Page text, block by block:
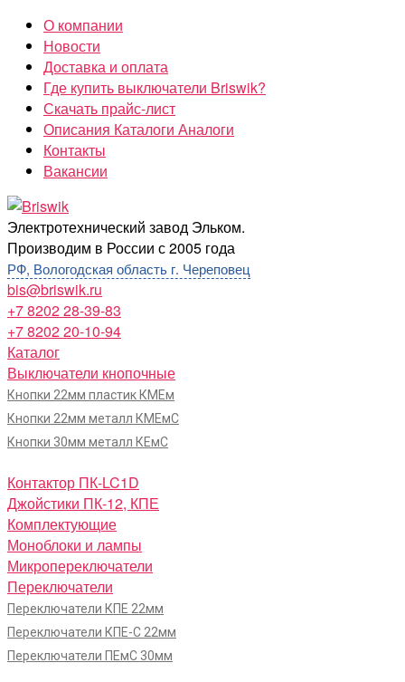
Перейти
содержимому
О компании
Новости
Доставка и оплата
Где купить выключатели Briswik?
Скачать прайс-лист
Описания Каталоги Аналоги
Контакты
Вакансии
Briswik
Электротехнический завод Эльком.
Производим в России с 2005 года
РФ, Вологодская область г. Череповец
bis@briswik.ru
+7 8202 28-39-83
+7 8202 20-10-94
Каталог
Выключатели кнопочные
Кнопки 22мм пластик КМЕм
Кнопки 22мм металл КМЕмС
Кнопки 30мм металл КЕмС
Контактор ПК-LC1D
Джойстики ПК-12, КПЕ
Комплектующие
Моноблоки и лампы
Микропереключатели
Переключатели
Переключатели КПЕ 22мм
Переключатели КПЕ-С 22мм
Переключатели ПЕмС 30мм